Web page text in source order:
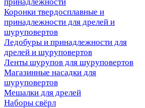
Коронки твердосплавные и
принадлежности для дрелей и
шуруповертов
Ледобуры и принадлежности для
дрелей и шуруповертов
Ленты шурупов для шуруповертов
Магазинные насадки для
шуруповертов
Мешалки для дрелей
Наборы свёрл